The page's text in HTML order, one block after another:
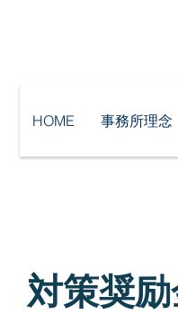
HOME 事務所理念
対策奨